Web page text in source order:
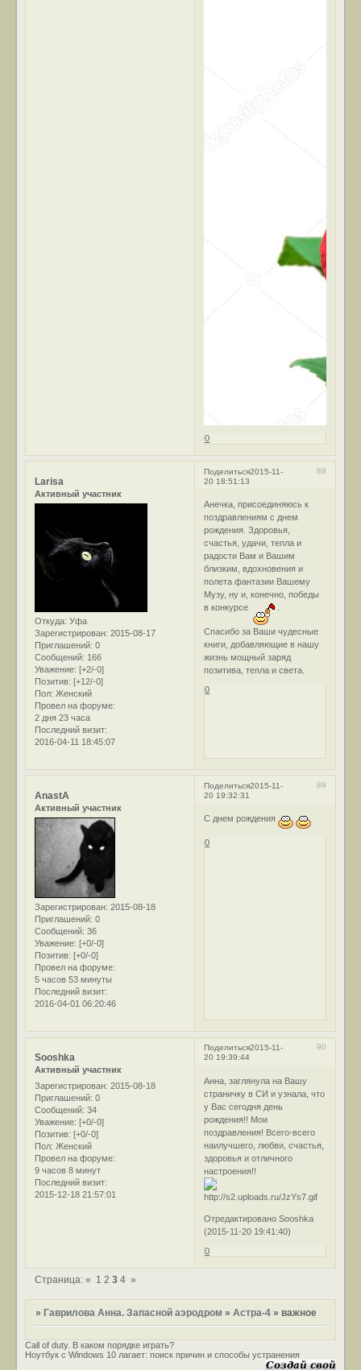
0
Поделиться 88
2015-11-
20 18:51:13
Larisa
Активный участник
Откуда: Уфа
Зарегистрирован: 2015-08-17
Приглашений: 0
Сообщений: 166
Уважение: [+2/-0]
Позитив: [+12/-0]
Пол: Женский
Провел на форуме:
2 дня 23 часа
Последний визит:
2016-04-11 18:45:07
Анечка, присоединяюсь к
поздравлениям с днем
рождения. Здоровья,
счастья, удачи, тепла и
радости Вам и Вашим
близким, вдохновения и
полета фантазии Вашему
Музу, ну и, конечно, победы
в конкурсе
Спасибо за Ваши чудесные
книги, добавляющие в нашу
жизнь мощный заряд
позитива, тепла и света.
0
Поделиться 89
2015-11-
20 19:32:31
AnastA
Активный участник
Зарегистрирован: 2015-08-18
Приглашений: 0
Сообщений: 36
Уважение: [+0/-0]
Позитив: [+0/-0]
Провел на форуме:
5 часов 53 минуты
Последний визит:
2016-04-01 06:20:46
С днем рождения
0
Поделиться 90
2015-11-
20 19:39:44
Sooshka
Активный участник
Зарегистрирован: 2015-08-18
Приглашений: 0
Сообщений: 34
Уважение: [+0/-0]
Позитив: [+0/-0]
Пол: Женский
Провел на форуме:
9 часов 8 минут
Последний визит:
2015-12-18 21:57:01
Анна, заглянула на Вашу
страничку в СИ и узнала, что
у Вас сегодня день
рождения!! Мои
поздравления! Всего-всего
наилучшего, любви, счастья,
здоровья и отличного
настроения!!
Отредактировано Sooshka
(2015-11-20 19:41:40)
0
Страница:« 1 2 3 4 »
» Гаврилова Анна. Запасной аэродром »Астра-4 » важное
Call of duty. В каком порядке играть?
Ноутбук с Windows 10 лагает: поиск причин и способы устранения